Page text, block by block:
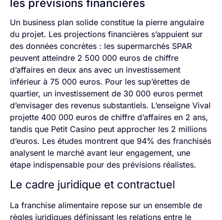
les prévisions financières
Un business plan solide constitue la pierre angulaire
du projet. Les projections financières s’appuient sur
des données concrètes : les supermarchés SPAR
peuvent atteindre 2 500 000 euros de chiffre
d’affaires en deux ans avec un investissement
inférieur à 75 000 euros. Pour les sup’érettes de
quartier, un investissement de 30 000 euros permet
d’envisager des revenus substantiels. L’enseigne Vival
projette 400 000 euros de chiffre d’affaires en 2 ans,
tandis que Petit Casino peut approcher les 2 millions
d’euros. Les études montrent que 94% des franchisés
analysent le marché avant leur engagement, une
étape indispensable pour des prévisions réalistes.
Le cadre juridique et contractuel
La franchise alimentaire repose sur un ensemble de
règles juridiques définissant les relations entre le